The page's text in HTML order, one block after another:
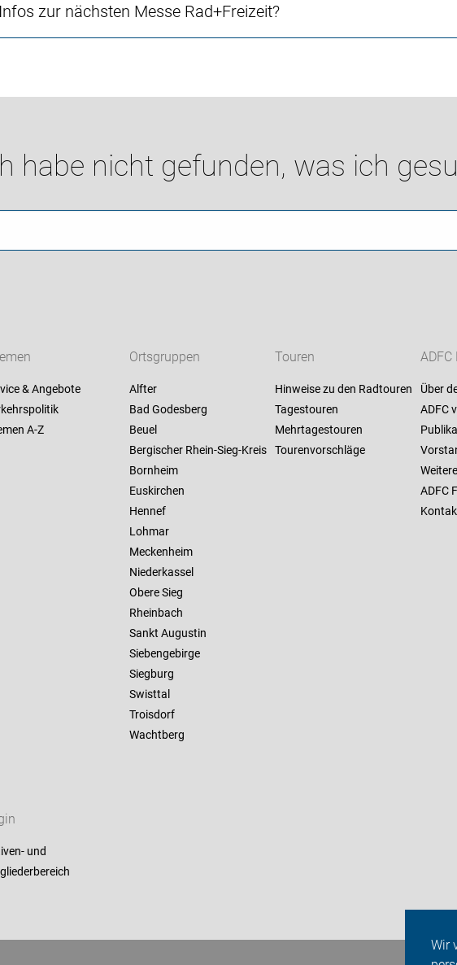
Wir
zur nächsten Messe Rad+Freizeit?
habe nicht gefunden, was ich
& Angebote
A-Z
Ortsgruppen
Alfter
Bad Godesberg
Beuel
Bergischer Rhein-Sieg-Kreis
Bornheim
Euskirchen
Hennef
Lohmar
Meckenheim
Niederkassel
Obere Sieg
Rheinbach
Sankt Augustin
Siebengebirge
Siegburg
Swisttal
Troisdorf
Wachtberg
Touren
Hinweise zu den Radtouren
Tagestouren
Mehrtagestouren
Tourenvorschläge
Über
ADFC
ADFC
und